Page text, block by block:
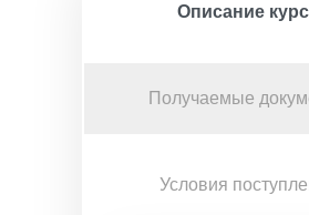
Описание
Получаемые
Условия